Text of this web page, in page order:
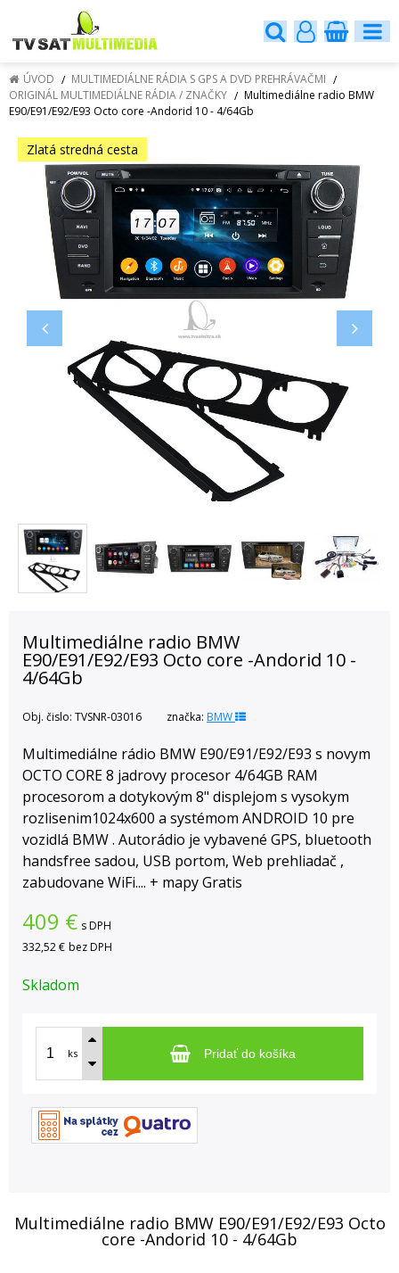
ÚVOD
MULTIMEDIÁLNE RÁDIA S GPS A DVD PREHRÁVAČMI
ORIGINÁL MULTIMEDIÁLNE RÁDIA / ZNAČKY
Multimediálne radio BMW
E90/E91/E92/E93 Octo core -Andorid 10 - 4/64Gb
Zlatá stredná cesta
Multimediálne radio BMW
E90/E91/E92/E93 Octo core -Andorid 10 -
4/64Gb
Obj. čislo: TVSNR-03016 značka: BMW
Multimediálne rádio BMW E90/E91/E92/E93 s novym
OCTO CORE 8 jadrovy procesor 4/64GB RAM
procesorom a dotykovým 8" displejom s vysokym
rozlisenim1024x600 a systémom ANDROID 10 pre
vozidlá BMW . Autorádio je vybavené GPS, bluetooth
handsfree sadou, USB portom, Web prehliadač ,
zabudovane WiFi.... + mapy Gratis
409 € s DPH
332,52 € bez DPH
Skladom
ks Pridať do košíka
Multimediálne radio BMW E90/E91/E92/E93 Octo
core -Andorid 10 - 4/64Gb